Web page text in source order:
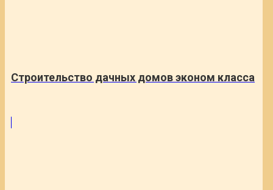
Строительство дачных домов эконом класса